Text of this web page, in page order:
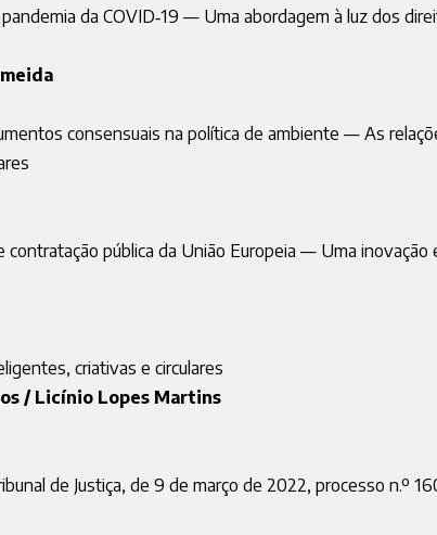
da COVID‑19 — Uma abordagem à luz dos
consensuais na política de ambiente — As
contratação pública da União Europeia — Uma inovação
criativas e circulares
/ Licínio Lopes Martins
de Justiça, de 9 de março de 2022, processo n.º